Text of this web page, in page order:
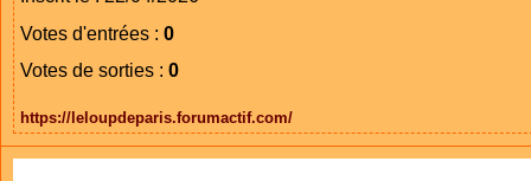
Votes d'entrées : 0
Votes de sorties : 0
https://leloupdeparis.forumactif.com/